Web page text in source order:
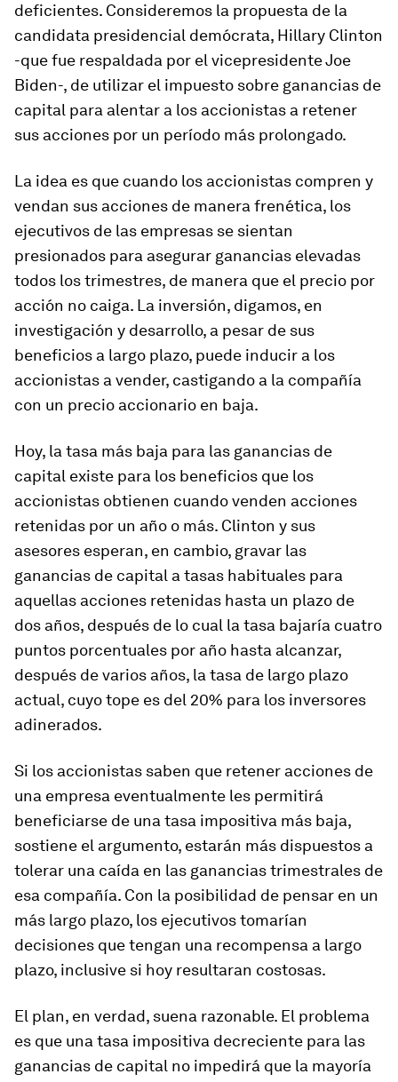
deficientes. Consideremos la propuesta de la
candidata presidencial demócrata, Hillary Clinton
-que fue respaldada por el vicepresidente Joe
Biden-, de utilizar el impuesto sobre ganancias de
capital para alentar a los accionistas a retener
sus acciones por un período más prolongado.
La idea es que cuando los accionistas compren y
vendan sus acciones de manera frenética, los
ejecutivos de las empresas se sientan
presionados para asegurar ganancias elevadas
todos los trimestres, de manera que el precio por
acción no caiga. La inversión, digamos, en
investigación y desarrollo, a pesar de sus
beneficios a largo plazo, puede inducir a los
accionistas a vender, castigando a la compañía
con un precio accionario en baja.
Hoy, la tasa más baja para las ganancias de
capital existe para los beneficios que los
accionistas obtienen cuando venden acciones
retenidas por un año o más. Clinton y sus
asesores esperan, en cambio, gravar las
ganancias de capital a tasas habituales para
aquellas acciones retenidas hasta un plazo de
dos años, después de lo cual la tasa bajaría cuatro
puntos porcentuales por año hasta alcanzar,
después de varios años, la tasa de largo plazo
actual, cuyo tope es del 20% para los inversores
adinerados.
Si los accionistas saben que retener acciones de
una empresa eventualmente les permitirá
beneficiarse de una tasa impositiva más baja,
sostiene el argumento, estarán más dispuestos a
tolerar una caída en las ganancias trimestrales de
esa compañía. Con la posibilidad de pensar en un
más largo plazo, los ejecutivos tomarían
decisiones que tengan una recompensa a largo
plazo, inclusive si hoy resultaran costosas.
El plan, en verdad, suena razonable. El problema
es que una tasa impositiva decreciente para las
ganancias de capital no impedirá que la mayoría